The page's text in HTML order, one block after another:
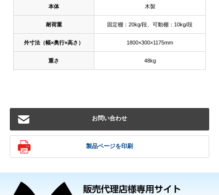
本体 木製
耐荷重 固定棚：20kg/段、可動棚：10kg/段
外寸法（幅×奥行×高さ） 1800×300×1175mm
重さ 48kg
お問い合わせ
製品ページを印刷